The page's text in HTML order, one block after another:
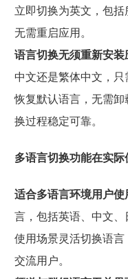
立即切换为英文，包
无需重启应用。
语言切换无须重新安装
中文还是繁体中文，
恢复默认语言，无需
换过程稳定可靠。
多语言切换功能在实
适合多语言环境用户使
言，包括英语、中文
使用场景灵活切换语
交流用户。